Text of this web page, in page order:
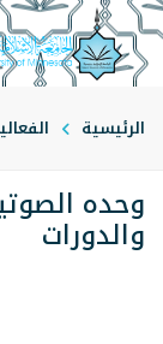
الرئيسية
وحده
والدورات